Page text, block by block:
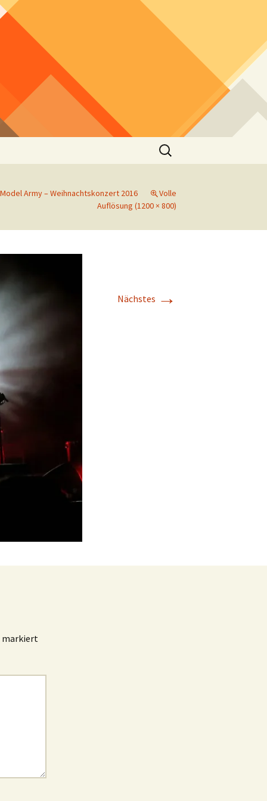
Suchen
nach:
Army – Weihnachtskonzert 2016
Volle
Auflösung (1200 × 800)
Nächstes →
markiert